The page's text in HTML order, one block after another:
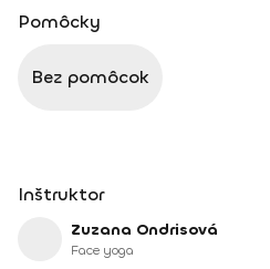
Pomôcky
Bez pomôcok
Inštruktor
Zuzana Ondrisová
Face yoga